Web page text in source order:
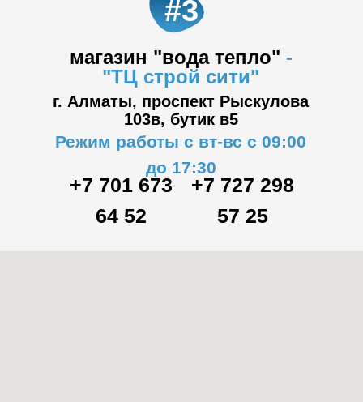
магазин "вода тепло" -
"ТЦ строй сити"
#3
г. Алматы, проспект Рыскулова
103в, бутик в5
Режим работы с вт-вс с 09:00
до 17:30
+7 701 673
64 52
+7 727 298
57 25